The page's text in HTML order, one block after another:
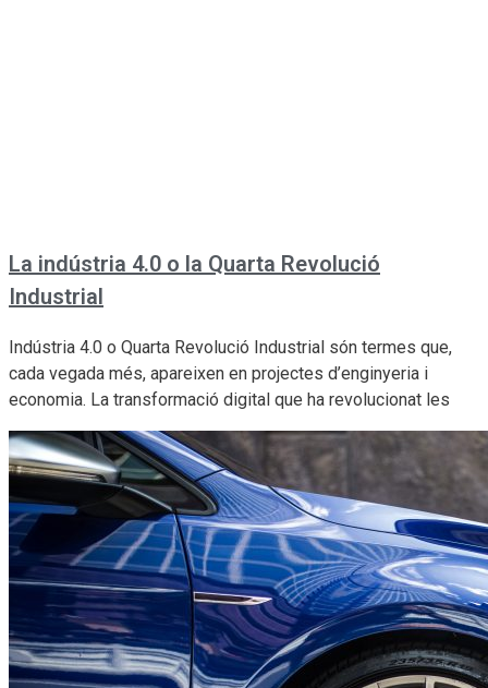
La indústria 4.0 o la Quarta Revolució
Industrial
Indústria 4.0 o Quarta Revolució Industrial són termes que,
cada vegada més, apareixen en projectes d’enginyeria i
economia. La transformació digital que ha revolucionat les